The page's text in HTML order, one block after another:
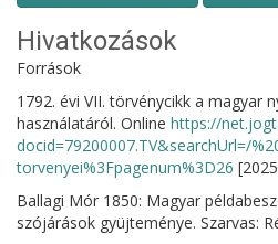
Hivatkozások
Források
1792. évi VII. törvénycikk a magyar
használatáról. Online https://
docid=79200007.TV&searchUrl=/
torvenyei%3Fpagenum%3D26
Ballagi Mór 1850: Magyar
szójárások gyüjteménye. Szarvas: